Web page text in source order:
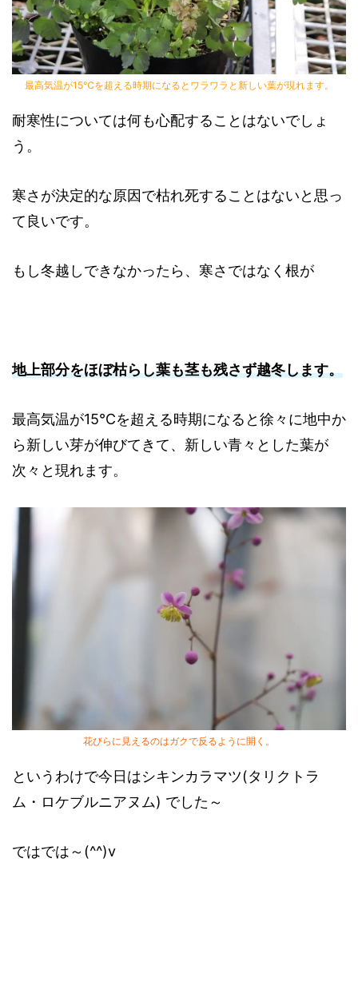
最高気温が15℃を超える時期になるとワラワラと新しい葉が現れます。
耐寒性については何も心配することはないでしょ
う。
寒さが決定的な原因で枯れ死することはないと思っ
て良いです。
もし冬越しできなかったら、寒さではなく根が
地上部分をほぼ枯らし葉も茎も残さず越冬します。
最高気温が15℃を超える時期になると徐々に地中か
ら新しい芽が伸びてきて、新しい青々とした葉が
次々と現れます。
花びらに見えるのはガクで反るように開く。
というわけで今日はシキンカラマツ(タリクトラ
ム・ロケブルニアヌム) でした～
ではでは～(^^)v